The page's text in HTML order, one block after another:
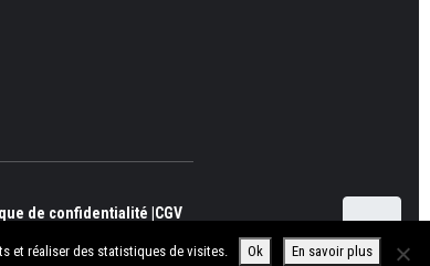
de confidentialité | CGV
et réaliser des statistiques de visites. Ok En savoir plus